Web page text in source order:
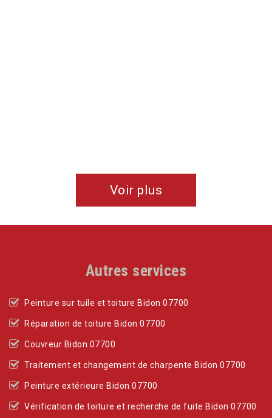
Voir plus
Autres services
Peinture sur tuile et toiture Bidon 07700
Réparation de toiture Bidon 07700
Couvreur Bidon 07700
Traitement et changement de charpente Bidon 07700
Peinture extérieure Bidon 07700
Vérification de toiture et recherche de fuite Bidon 07700